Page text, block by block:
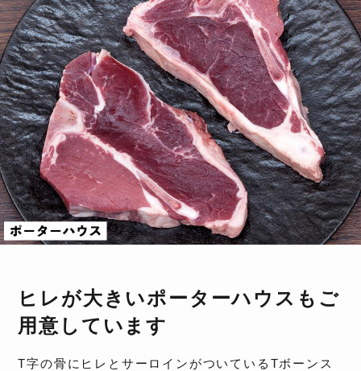
ヒレが大きいポーターハウスもご
用意しています
T字の骨にヒレとサーロインがついているTボーンス